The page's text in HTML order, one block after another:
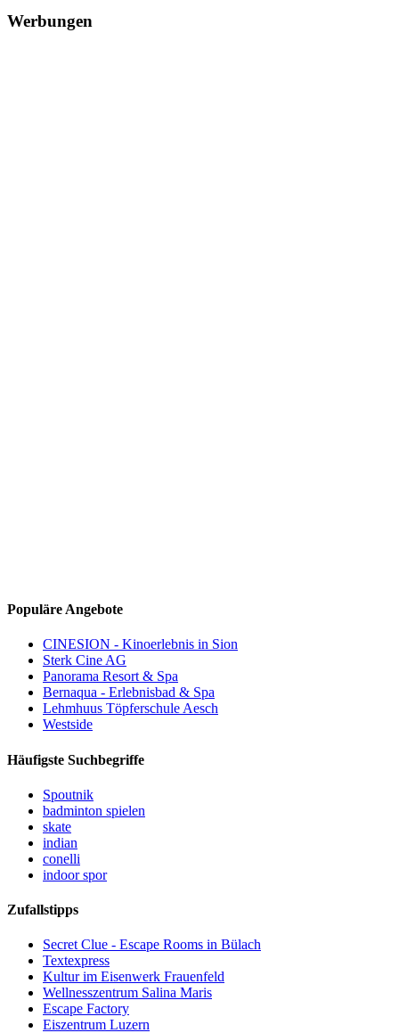
Werbungen
Populäre Angebote
CINESION - Kinoerlebnis in Sion
Sterk Cine AG
Panorama Resort & Spa
Bernaqua - Erlebnisbad & Spa
Lehmhuus Töpferschule Aesch
Westside
Häufigste Suchbegriffe
Spoutnik
badminton spielen
skate
indian
conelli
indoor spor
Zufallstipps
Secret Clue - Escape Rooms in Bülach
Textexpress
Kultur im Eisenwerk Frauenfeld
Wellnesszentrum Salina Maris
Escape Factory
Eiszentrum Luzern